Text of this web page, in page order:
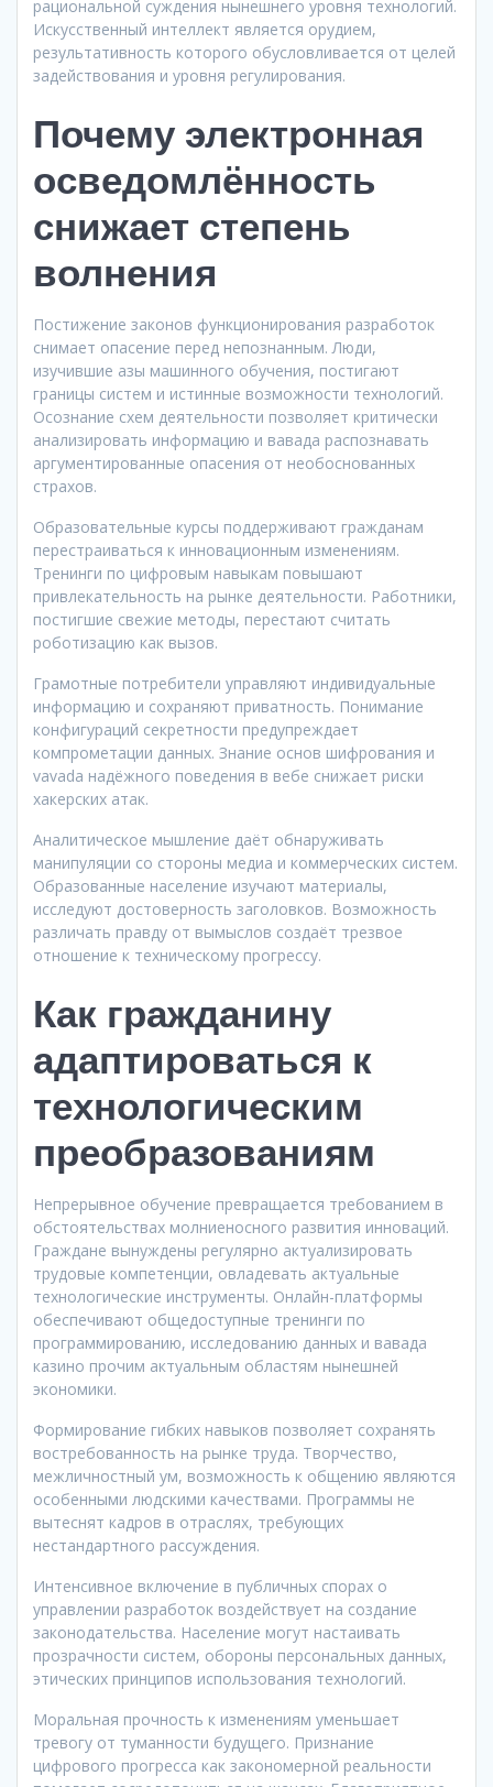
рациональной суждения нынешнего уровня технологий.
Искусственный интеллект является орудием,
результативность которого обусловливается от целей
задействования и уровня регулирования.
Почему электронная
осведомлённость
снижает степень
волнения
Постижение законов функционирования разработок
снимает опасение перед непознанным. Люди,
изучившие азы машинного обучения, постигают
границы систем и истинные возможности технологий.
Осознание схем деятельности позволяет критически
анализировать информацию и вавада распознавать
аргументированные опасения от необоснованных
страхов.
Образовательные курсы поддерживают гражданам
перестраиваться к инновационным изменениям.
Тренинги по цифровым навыкам повышают
привлекательность на рынке деятельности. Работники,
постигшие свежие методы, перестают считать
роботизацию как вызов.
Грамотные потребители управляют индивидуальные
информацию и сохраняют приватность. Понимание
конфигураций секретности предупреждает
компрометации данных. Знание основ шифрования и
vavada надёжного поведения в вебе снижает риски
хакерских атак.
Аналитическое мышление даёт обнаруживать
манипуляции со стороны медиа и коммерческих систем.
Образованные население изучают материалы,
исследуют достоверность заголовков. Возможность
различать правду от вымыслов создаёт трезвое
отношение к техническому прогрессу.
Как гражданину
адаптироваться к
технологическим
преобразованиям
Непрерывное обучение превращается требованием в
обстоятельствах молниеносного развития инноваций.
Граждане вынуждены регулярно актуализировать
трудовые компетенции, овладевать актуальные
технологические инструменты. Онлайн-платформы
обеспечивают общедоступные тренинги по
программированию, исследованию данных и вавада
казино прочим актуальным областям нынешней
экономики.
Формирование гибких навыков позволяет сохранять
востребованность на рынке труда. Творчество,
межличностный ум, возможность к общению являются
особенными людскими качествами. Программы не
вытеснят кадров в отраслях, требующих
нестандартного рассуждения.
Интенсивное включение в публичных спорах о
управлении разработок воздействует на создание
законодательства. Население могут настаивать
прозрачности систем, обороны персональных данных,
этических принципов использования технологий.
Моральная прочность к изменениям уменьшает
тревогу от туманности будущего. Признание
цифрового прогресса как закономерной реальности